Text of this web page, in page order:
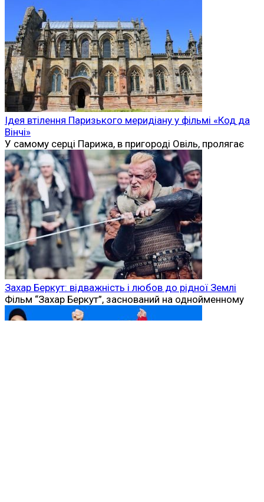
Ідея втілення Паризького меридіану у фільмі «Код да
Вінчі»
У самому серці Парижа, в пригороді Овіль, пролягає
Захар Беркут: відважність і любов до рідної Землі
Фільм “Захар Беркут”, заснований на однойменному